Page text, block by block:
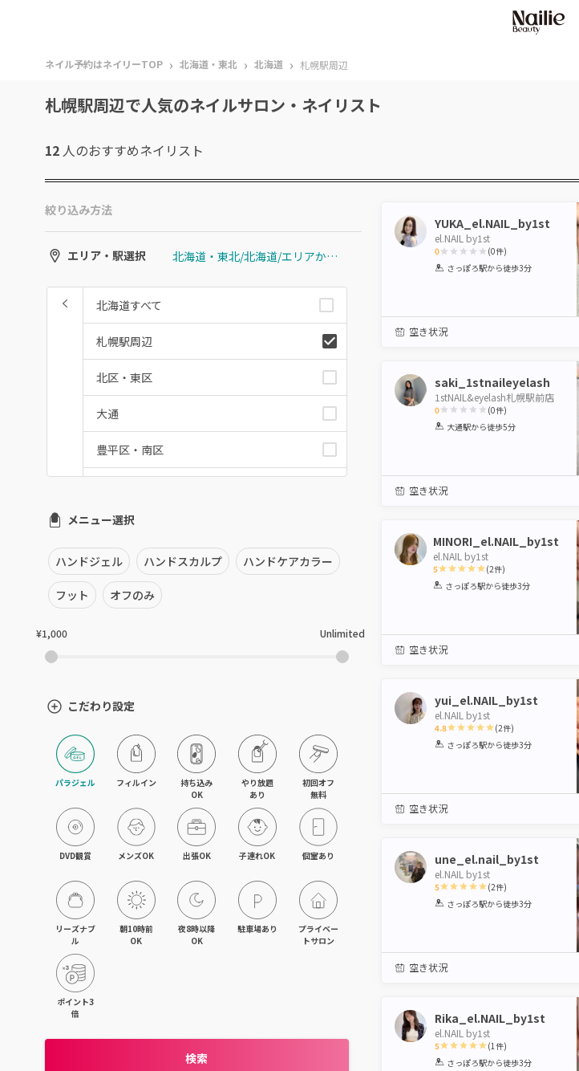
ネイル予約はネイリーTOP › 北海道・東北 › 北海道 › 札幌駅周辺
札幌駅周辺で人気のネイルサロン・ネイリスト
12 人のおすすめネイリスト
絞り込み方法
エリア・駅選択 北海道・東北/北海道/エリアから選ぶ/札幌駅周辺
北海道すべて
札幌駅周辺
北区・東区
大通
豊平区・南区
円山周辺
白石区・厚別区・清田区
すすきの・市電沿線
室蘭・登別・苫小牧
旭川・滝川
網走・北見
釧路・根室
帯広・十勝
北海道その他
メニュー選択
ハンドジェル ハンドスカルプ ハンドケアカラー
フット オフのみ
¥1,000 Unlimited
こだわり設定
パラジェル フィルイン
持ち込み
OK
やり放題
あり
初回オフ
無料
DVD観賞 メンズOK 出張OK 子連れOK 個室あり
リーズナブ
ル
朝10時前
OK
夜8時以降
OK
駐車場あり
プライベー
トサロン
ポイント3
倍
検索
YUKA_el.NAIL_by1st
el.NAIL by1st
0
1 2 3 4 5
(0件)
さっぽろ駅から徒歩3分
空き状況
saki_1stnaileyelash
1stNAIL&eyelash札幌駅前店
0
1 2 3 4 5
(0件)
大通駅から徒歩5分
空き状況
MINORI_el.NAIL_by1st
el.NAIL by1st
5
1 2 3 4 5
(2件)
さっぽろ駅から徒歩3分
空き状況
yui_el.NAIL_by1st
el.NAIL by1st
4.8
1 2 3 4 5
(2件)
さっぽろ駅から徒歩3分
空き状況
une_el.nail_by1st
el.NAIL by1st
5
1 2 3 4 5
(2件)
さっぽろ駅から徒歩3分
空き状況
Rika_el.NAIL_by1st
el.NAIL by1st
5
1 2 3 4 5
(1 件)
さっぽろ駅から徒歩3分